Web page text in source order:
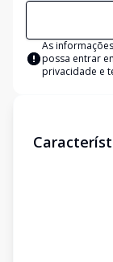
As
possa entrar
privacidade e